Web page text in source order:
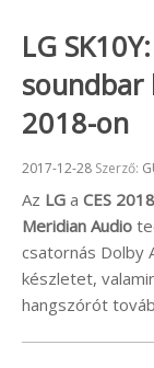
LG
soundbar
2018-on
Beküldve:
2017-12-28 Szerző:
Az LG a CES 2018
Meridian Audio
csatornás Dolby
készletet,
hangszórót